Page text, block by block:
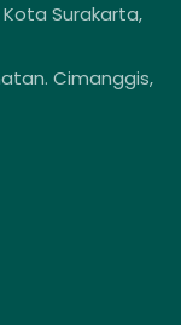
Surakarta,
Cimanggis,